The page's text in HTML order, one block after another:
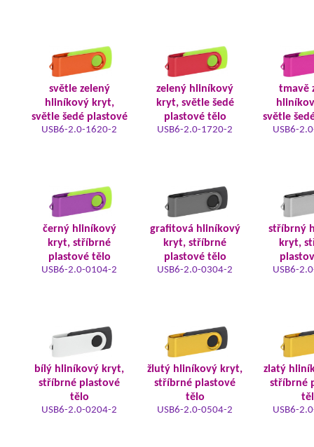
světle zelený
hliníkový kryt,
světle šedé plastové
USB6-2.0-1620-2
zelený hliníkový
kryt, světle šedé
plastové tělo
USB6-2.0-1720-2
tmavě
světle
USB6-
černý hliníkový
kryt, stříbrné
plastové tělo
USB6-2.0-0104-2
grafitová hliníkový
kryt, stříbrné
plastové tělo
USB6-2.0-0304-2
stříbrný
kryt,
USB6-
bílý hliníkový kryt,
stříbrné plastové
tělo
USB6-2.0-0204-2
žlutý hliníkový kryt,
stříbrné plastové
tělo
USB6-2.0-0504-2
zlatý
stříbrné
USB6-